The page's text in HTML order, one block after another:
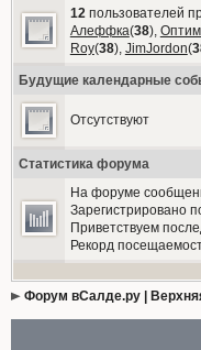
12пользователей
Алеффка(38),
Roy(38), JimJordon(
Будущие календарные
Отсутствуют
Статистика форума
На форуме
Зарегистрировано
Приветствуем
Рекорд
Форум вСалде.ру |